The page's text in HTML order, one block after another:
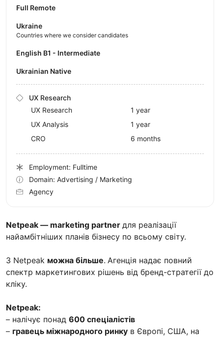
Netpeak — marketing partner для реалізації
найамбітніших планів бізнесу по всьому світу.
З Netpeak можна більше. Агенція надає повний
спектр маркетингових рішень від бренд-стратегії до
кліку.
Netpeak:
– налічує понад 600 спеціалістів
– гравець міжнародного ринку в Європі, США, на
Full Remote
Ukraine
Countries where we consider candidates
English B1 - Intermediate
Ukrainian Native
UX Research
UX Research
1 year
UX Analysis
1 year
CRO
6 months
Employment: Fulltime
Domain: Advertising / Marketing
Agency